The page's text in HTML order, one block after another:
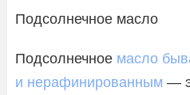
Подсолнечное масло
Подсолнечное масло
и нерафинированным —